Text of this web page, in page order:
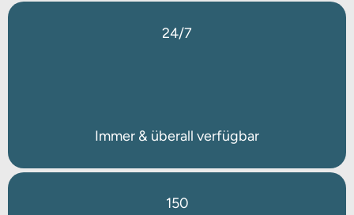
24/7
Immer & überall verfügbar
150